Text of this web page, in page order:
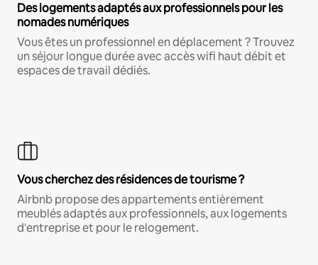
Des logements adaptés aux professionnels pour les
nomades numériques
Vous êtes un professionnel en déplacement ? Trouvez
un séjour longue durée avec accès wifi haut débit et
espaces de travail dédiés.
Vous cherchez des résidences de tourisme ?
Airbnb propose des appartements entièrement
meublés adaptés aux professionnels, aux logements
d'entreprise et pour le relogement.